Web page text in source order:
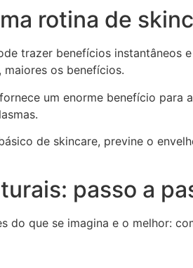
rotina de
trazer benefícios instantâneos
os benefícios.
um enorme benefício para
de skincare, previne o
passo a
do que se imagina e o melhor: